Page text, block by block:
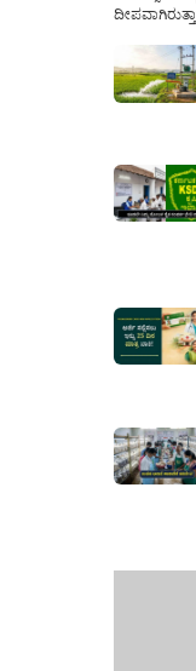
ಸಮಾಜಕ್ಕಾಗಿ
ವರ್ಷಗಳ
ಸರ್ಕಾರವು